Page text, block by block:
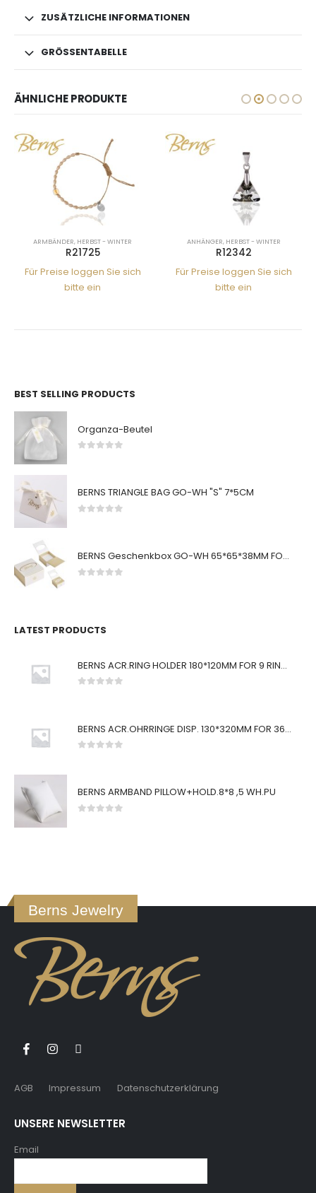
ZUSÄTZLICHE INFORMATIONEN
GRÖSSENTABELLE
ÄHNLICHE PRODUKTE
ARMBÄNDER, HERBST - WINTER
R21725
Für Preise loggen Sie sich
bitte ein
ANHÄNGER, HERBST - WINTER
R12342
Für Preise loggen Sie sich
bitte ein
BEST SELLING PRODUCTS
Organza-Beutel
BERNS TRIANGLE BAG GO-WH "S" 7*5CM
BERNS Geschenkbox GO-WH 65*65*38MM FOR SMALL SETS
LATEST PRODUCTS
BERNS ACR.RING HOLDER 180*120MM FOR 9 RINGS
BERNS ACR.OHRRINGE DISP. 130*320MM FOR 36 PAIRS
BERNS ARMBAND PILLOW+HOLD.8*8 ,5 WH.PU
Berns Jewelry
AGB Impressum Datenschutzerklärung
UNSERE NEWSLETTER
Email